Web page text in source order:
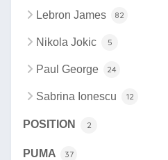
Lebron James 82
Nikola Jokic 5
Paul George 24
Sabrina Ionescu 12
POSITION 2
PUMA 37